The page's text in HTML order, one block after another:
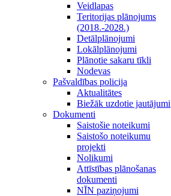
Veidlapas
Teritorijas plānojums
(2018.-2028.)
Detālplānojumi
Lokālplānojumi
Plānotie sakaru tīkli
Nodevas
Pašvaldības policija
Aktualitātes
Biežāk uzdotie jautājumi
Dokumenti
Saistošie noteikumi
Saistošo noteikumu
projekti
Nolikumi
Attīstības plānošanas
dokumenti
NĪN paziņojumi